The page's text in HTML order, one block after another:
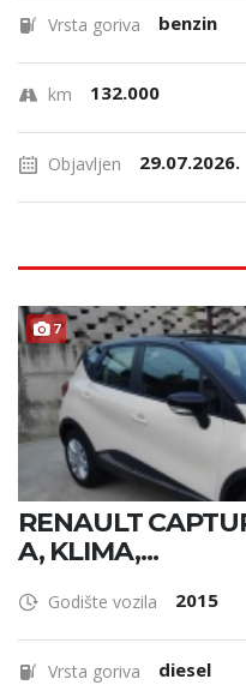
Vrsta goriva benzin
km 132.000
Objavljen 29.07.2026.
7
RENAULT
A, KLIMA,...
Godište vozila 2015
Vrsta goriva diesel